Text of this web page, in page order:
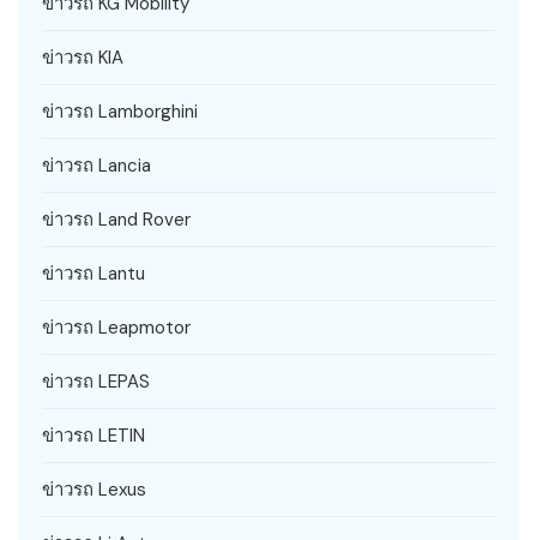
ข่าวรถ KIA
ข่าวรถ Lamborghini
ข่าวรถ Lancia
ข่าวรถ Land Rover
ข่าวรถ Lantu
ข่าวรถ Leapmotor
ข่าวรถ LEPAS
ข่าวรถ LETIN
ข่าวรถ Lexus